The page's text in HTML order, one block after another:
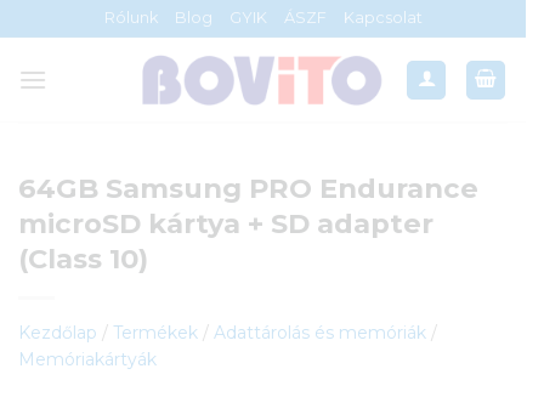
to
content
Rólunk Blog GYIK ÁSZF Kapcsolat
64GB Samsung PRO Endurance
microSD kártya + SD adapter
(Class 10)
Kezdőlap / Termékek / Adattárolás és memóriák /
Memóriakártyák